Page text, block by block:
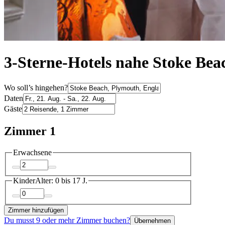
3-Sterne-Hotels nahe Stoke
Wo soll’s hingehen?
Daten
Gäste
Zimmer 1
Erwachsene
KinderAlter: 0 bis 17 J.
Zimmer hinzufügen
Du musst 9 oder mehr Zimmer buchen? Übernehmen